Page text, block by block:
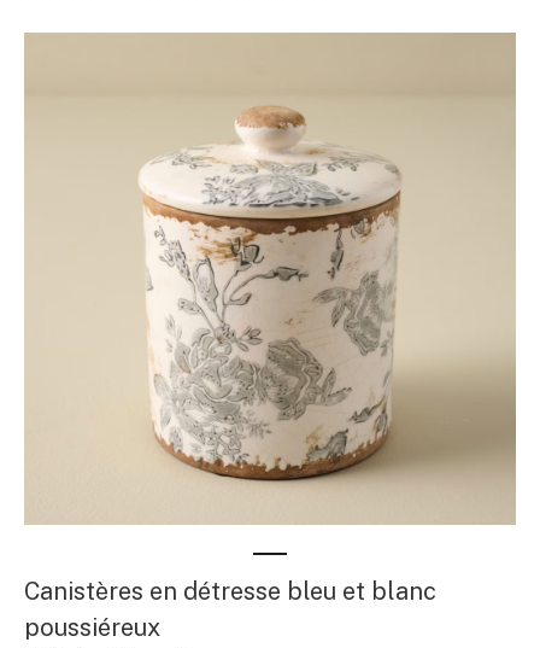
Canistères en détresse bleu et blanc
poussiéreux